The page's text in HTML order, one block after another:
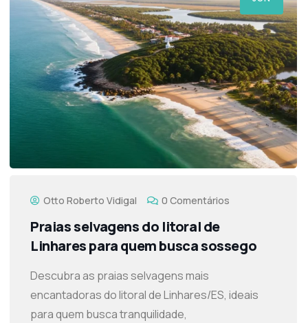
Otto Roberto Vidigal 0 Comentários
Praias selvagens do litoral de
Linhares para quem busca sossego
Descubra as praias selvagens mais
encantadoras do litoral de Linhares/ES, ideais
para quem busca tranquilidade,